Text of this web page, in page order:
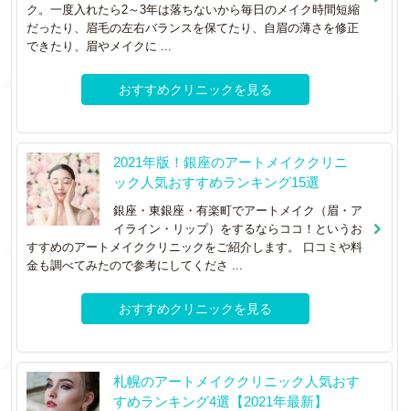
ク。一度入れたら2～3年は落ちないから毎日のメイク時間短縮
だったり、眉毛の左右バランスを保てたり、自眉の薄さを修正
できたり、眉やメイクに ...
おすすめクリニックを見る
2021年版！銀座のアートメイククリニ
ック人気おすすめランキング15選
銀座・東銀座・有楽町でアートメイク（眉・ア
イライン・リップ）をするならココ！というお
すすめのアートメイククリニックをご紹介します。 口コミや料
金も調べてみたので参考にしてくださ ...
おすすめクリニックを見る
札幌のアートメイククリニック人気おす
すめランキング4選【2021年最新】